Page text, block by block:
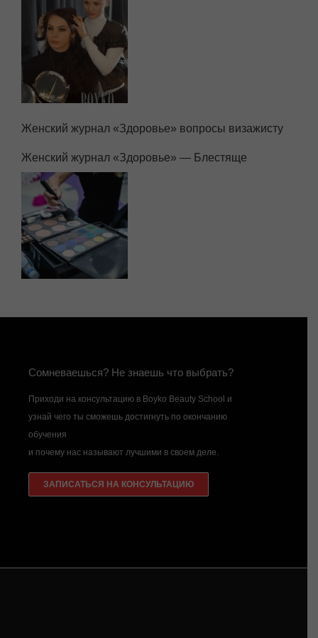
Женский журнал «Здоровье» вопросы визажисту
Женский журнал «Здоровье» — Блестяще
Сомневаешься? Не знаешь что выбрать?
Приходи на консультацию в Boyko Beauty School и
узнай чего ты сможешь достигнуть по окончанию
обучения
и почему нас называют лучшими в своем деле.
ЗАПИСАТЬСЯ НА КОНСУЛЬТАЦИЮ